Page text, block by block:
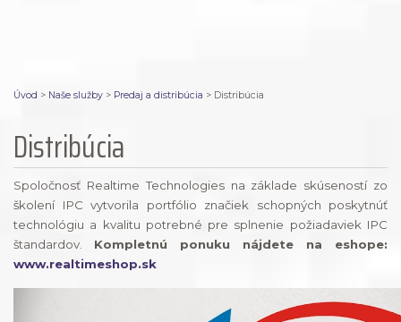
Úvod > Naše služby > Predaj a distribúcia > Distribúcia
Distribúcia
Spoločnosť Realtime Technologies na základe skúseností zo
školení IPC vytvorila portfólio značiek schopných poskytnúť
technológiu a kvalitu potrebné pre splnenie požiadaviek IPC
štandardov. Kompletnú ponuku nájdete na eshope:
www.realtimeshop.sk